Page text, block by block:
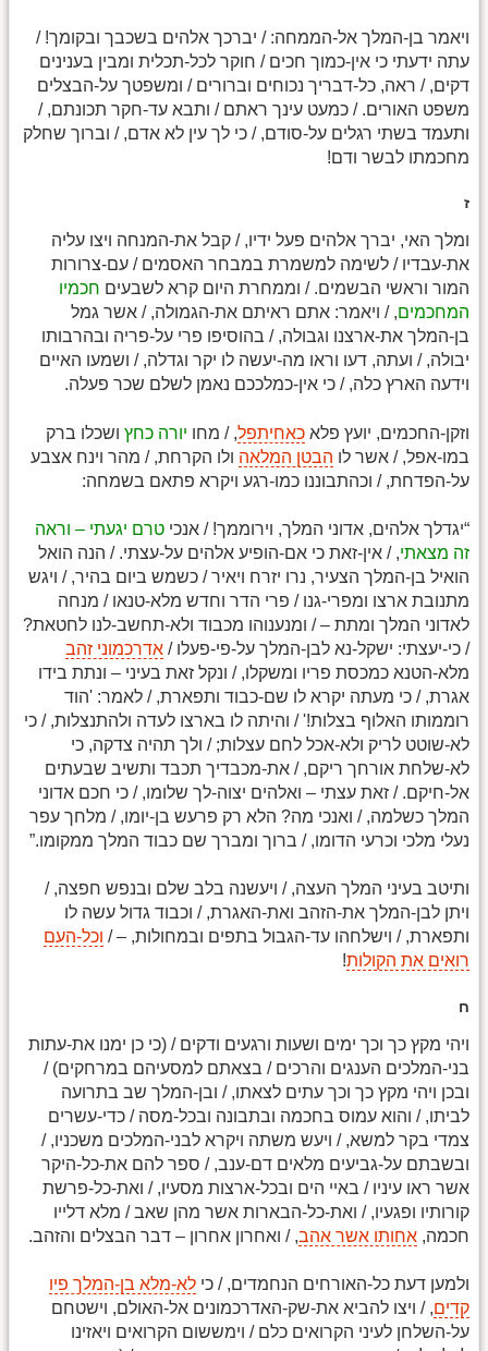
ויאמר בן-המלך אל-הממחה: / יברכך אלהים בשכבך ובקומך! /
עתה ידעתי כי אין-כמוך חכים / חוקר לכל-תכלית ומבין בענינים
דקים, / ראה, כל-דבריך נכוחים וברורים / ומשפטך על-הבצלים
משפט האורים. / כמעט עינך ראתם / ותבא עד-חקר תכונתם, /
ותעמד בשתי רגלים על-סודם, / כי לך עין לא אדם, / וברוך שחלק
מחכמתו לבשר ודם!
ז
ומלך האי, יברך אלהים פעל ידיו, / קבל את-המנחה ויצו עליה
את-עבדיו / לשימה למשמרת במבחר האסמים / עם-צרורות
המור וראשי הבשמים. / וממחרת היום קרא לשבעים חכמיו
המחכמים, / ויאמר: אתם ראיתם את-הגמולה, / אשר גמל
בן-המלך את-ארצנו וגבולה, / בהוסיפו פרי על-פריה ובהרבותו
יבולה, / ועתה, דעו וראו מה-יעשה לו יקר וגדלה, / ושמעו האיים
וידעה הארץ כלה, / כי אין-כמלככם נאמן לשלם שכר פעלה.
וזקן-החכמים, יועץ פלא כאחיתפל, / מחו יורה כחץ ושכלו ברק
במו-אפל, / אשר לו הבטן המלאה ולו הקרחת, / מהר וינח אצבע
על-הפדחת, / וכהתבוננו כמו-רגע ויקרא פתאם בשמחה:
“יגדלך אלהים, אדוני המלך, וירוממך! / אנכי טרם יגעתי – וראה
זה מצאתי, / אין-זאת כי אם-הופיע אלהים על-עצתי. / הנה הואל
הואיל בן-המלך הצעיר, נרו יזרח ויאיר / כשמש ביום בהיר, / ויגש
מתנובת ארצו ומפרי-גנו / פרי הדר וחדש מלא-טנאו / מנחה
לאדוני המלך ומתת – / ומנענוהו מכבוד ולא-תחשב-לנו לחטאת?
/ כי-יעצתי: ישקל-נא לבן-המלך על-פי-פעלו / אדרכמוני זהב
מלא-הטנא כמכסת פריו ומשקלו, / ונקל זאת בעיני – ונתת בידו
אגרת, / כי מעתה יקרא לו שם-כבוד ותפארת, / לאמר: 'הוד
רוממותו האלוף בצלות!' / והיתה לו בארצו לעדה ולהתנצלות, / כי
לא-שוטט לריק ולא-אכל לחם עצלות; / ולך תהיה צדקה, כי
לא-שלחת אורחך ריקם, / את-מכבדיך תכבד ותשיב שבעתים
אל-חיקם. / זאת עצתי – ואלהים יצוה-לך שלומו, / כי חכם אדוני
המלך כשלמה, / ואנכי מה? הלא רק פרעש בן-יומו, / מלחך עפר
נעלי מלכי וכרעי הדומו, / ברוך ומברך שם כבוד המלך ממקומו.”
ותיטב בעיני המלך העצה, / ויעשנה בלב שלם ובנפש חפצה, /
ויתן לבן-המלך את-הזהב ואת-האגרת, / וכבוד גדול עשה לו
ותפארת, / וישלחהו עד-הגבול בתפים ובמחולות, – / וכל-העם
רואים את הקולות!
ח
ויהי מקץ כך וכך ימים ושעות ורגעים ודקים / (כי כן ימנו את-עתות
בני-המלכים הענגים והרכים / בצאתם למסעיהם במרחקים) /
ובכן ויהי מקץ כך וכך עתים לצאתו, / ובן-המלך שב בתרועה
לביתו, / והוא עמוס בחכמה ובתבונה ובכל-מסה / כדי-עשרים
צמדי בקר למשא, / ויעש משתה ויקרא לבני-המלכים משכניו, /
ובשבתם על-גביעים מלאים דם-ענב, / ספר להם את-כל-היקר
אשר ראו עיניו / באיי הים ובכל-ארצות מסעיו, / ואת-כל-פרשת
קורותיו ופגעיו, / ואת-כל-הבארות אשר מהן שאב / מלא דלייו
חכמה, אחותו אשר אהב, / ואחרון אחרון – דבר הבצלים והזהב.
ולמען דעת כל-האורחים הנחמדים, / כי לא-מלא בן-המלך פיו
קדים, / ויצו להביא את-שק-האדרכמונים אל-האולם, וישטחם
על-השלחן לעיני הקרואים כלם / וימששום הקרואים ויאזינו